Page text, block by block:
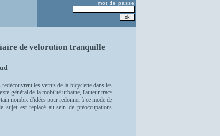
mot de passe
de vélorution tranquille
les vertus de la bicyclette dans les
général de la mobilité urbaine, l'auteur trace
nombre d'idées pour redonner à ce mode de
sujet est replacé au sein de préoccupations